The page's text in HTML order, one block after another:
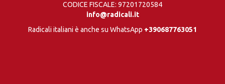
CODICE FISCALE: 97201720584
info@radicali.it
Radicali italiani è anche su WhatsApp +390687763051